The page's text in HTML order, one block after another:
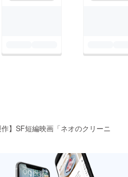
】SF短編映画「ネオのクリーニ